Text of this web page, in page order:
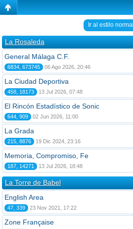
Ir al estilo normal
La Rosaleda
General Málaga C.F.
6834, 673745 06 Ago 2026, 20:46
La Ciudad Deportiva
458, 18173 13 Jul 2026, 07:48
El Rincón Estadístico de Sonic
644, 909 02 Jun 2026, 11:00
La Grada
215, 8876 19 Dic 2024, 23:16
Memoria, Compromiso, Fe
187, 14271 13 Jul 2026, 18:48
La Torre de Babel
English Area
47, 339 23 Nov 2021, 17:22
Zone Française